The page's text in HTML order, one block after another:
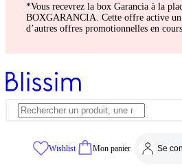
*Vous recevrez la box Garancia à la
BOXGARANCIA. Cette offre active un
d’autres offres promotionnelles en cours.
Wishlist Mon panier Se